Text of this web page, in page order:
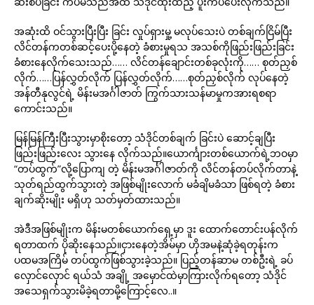
အဆုံးထိ ဝင်သွားပြီးပြီး ခြင်း လှုပ်ရှားမှု့ မလုပ်သေးပဲ တစ်ချက်ငြိမ်ပြီး
လိင်တန်ကတစ်ဆင့်ပေးပို့နေတဲ့ ခံစားမှုရသ အသစ်ကိုဖြည်းဖြည်းခြင်း
ခံစားနေလိုက်သေးသည်…… လိင်တန်ချောင်းတစ်ခုလုံးကို…… စုတ်ညှစ်
လိုက်……ပြန်လွှတ်လိုက် ပြန်လွှတ်လိုက်……စုတ်ညှစ်လိုက် လုပ်နေတဲ့
အန်တီနုလွင်ရဲ့ မိန်းမအင်္ဂါဇာတ် ကြွက်သားသန်မာမှုကအားရစရာ
ကောင်းသည်။
မြန်မြန်ကြီးပြီးသွားမှာစိုးတော့ သံဒိုင်တစ်ချက် ခြင်းပဲ ဆောင့်ချပြီး
ဖြည်းဖြည်းလေး သွားနေ လိုက်သည်။ယောင်္ကျားတစ်ယောက်ရဲ့ဘဝမှာ
“တပ်ထွက်”လို့ပြောကျ တဲ့ မိန်းမအင်္ဂါဇာတ်ကို လိင်တန်တပ်လိုက်တာနဲ့
သုတ်ရည်ထွက်သွားတဲ့ အဖြစ်မျိုးလောက် မခံချိမခံသာ ဖြစ်ရတဲ့ ခံစား
ချက်ဆိုးမျိုး မရှိဟု သတ်မှတ်ထားသည်။
အဲဒီအဖြစ်မျိုးက မိန်းမတစ်ယောက်ရှေ့မှာ ဒူး ထောက်တောင်းပန်လိုက်
ရတာထက် ပိုဆိုးနေသည်။ငှားနေတဲ့အိမ်မှာ ဟိုအမနဲ့ဆုံခဲ့ရတုန်းက
ပထမအကြိမ် တပ်ထွက်ဖြစ်သွားခဲ့သည်။ ပြည့်တန်ဆာမ တစ်ဦးရဲ့ ခပ်
လှောင်လှောင် ရယ်သံ အချို့ အမှောင်ထဲမှာကြားလိုက်ရတော့ သံဒိုင်
အသေရှက်သွားမိခဲ့ရတာမို့ကြောင့်လေ..။